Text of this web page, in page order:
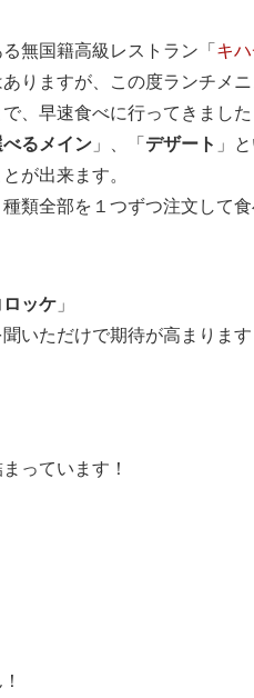
無国籍高級レストラン「 キ
りますが、この度ランチメ
、早速食べに行ってきました
べるメイン 」、「 デザート 」
が出来ます。
類全部を１つずつ注文して
ッケ 」
いただけで期待が高まります
っています！